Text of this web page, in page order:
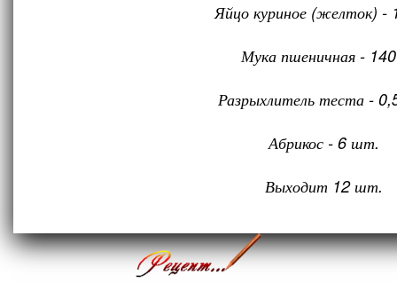
Яйцо куриное (желток)
Мука пшеничная -
Разрыхлитель теста -
Абрикос - 6 шт.
Выходит 12 шт.